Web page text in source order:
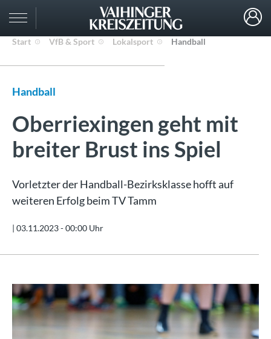
Start VfB & Sport Lokalsport Handball
Handball
Oberriexingen geht mit
breiter Brust ins Spiel
Vorletzter der Handball-Bezirksklasse hofft auf
weiteren Erfolg beim TV Tamm
| 03.11.2023 - 00:00 Uhr